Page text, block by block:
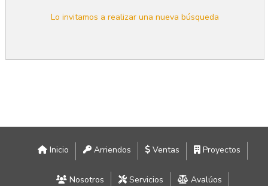
Lo invitamos a realizar una nueva búsqueda
Inicio Arriendos Ventas Proyectos
Nosotros Servicios Avalúos